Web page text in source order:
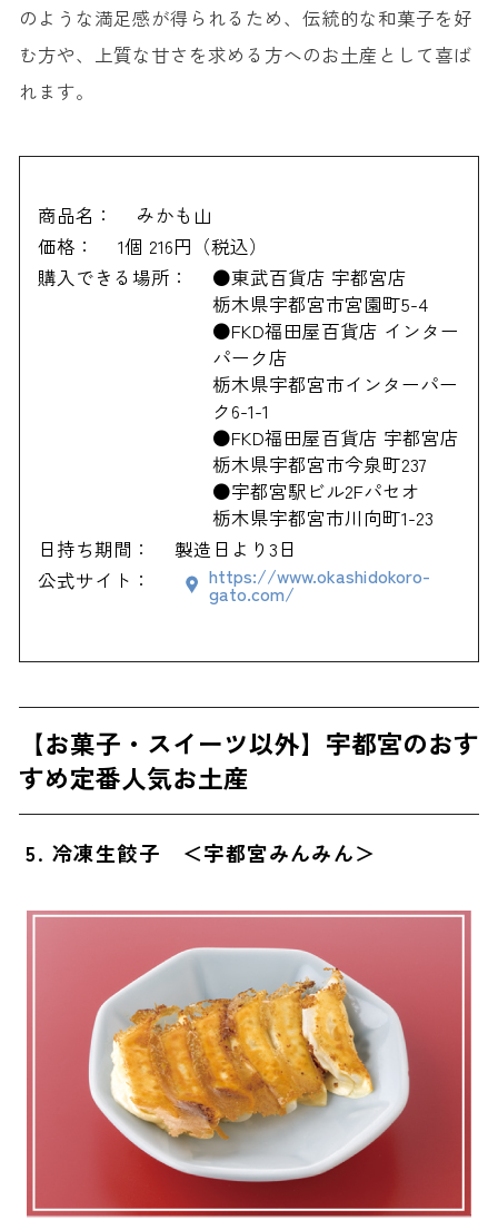
のような満足感が得られるため、伝統的な和菓子を好
む方や、上質な甘さを求める方へのお土産として喜ば
れます。
商品名：
みかも山
価格：
1個 216円（税込）
購入できる場所：
●東武百貨店 宇都宮店
栃木県宇都宮市宮園町5-4
●FKD福田屋百貨店 インター
パーク店
栃木県宇都宮市インターパー
ク6-1-1
●FKD福田屋百貨店 宇都宮店
栃木県宇都宮市今泉町237
●宇都宮駅ビル2Fパセオ
栃木県宇都宮市川向町1-23
日持ち期間：
製造日より3日
公式サイト：
https://www.okashidokoro-
gato.com/
【お菓子・スイーツ以外】宇都宮のおす
すめ定番人気お土産
5. 冷凍生餃子 ＜宇都宮みんみん＞